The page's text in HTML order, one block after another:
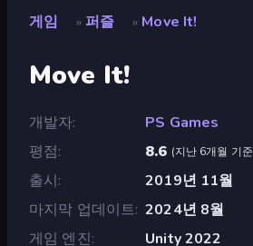
게임 » 퍼즐 » Move It!
Move It!
개발자
PS Games
평점
8.6 (지난 6개월 기준
출시
2019년 11월
마지막 업데이트 2024년 8월
게임 엔진
Unity 2022